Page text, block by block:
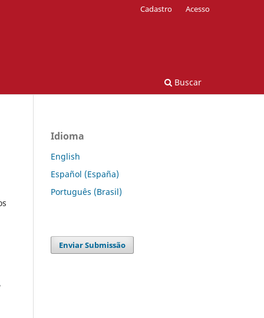
Buscar
Cadastro Acesso
,
Idioma
English
Español (España)
Português (Brasil)
Enviar Submissão